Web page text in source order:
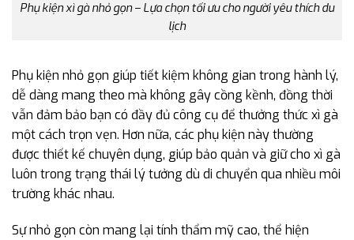
Phụ kiện xì gà nhỏ gọn – Lựa chọn tối ưu cho người yêu thích du
lịch
Phụ kiện nhỏ gọn giúp tiết kiệm không gian trong hành lý,
dễ dàng mang theo mà không gây cồng kềnh, đồng thời
vẫn đảm bảo bạn có đầy đủ công cụ để thưởng thức xì gà
một cách trọn vẹn. Hơn nữa, các phụ kiện này thường
được thiết kế chuyên dụng, giúp bảo quản và giữ cho xì gà
luôn trong trạng thái lý tưởng dù di chuyển qua nhiều môi
trường khác nhau.
Sự nhỏ gọn còn mang lại tính thẩm mỹ cao, thể hiện